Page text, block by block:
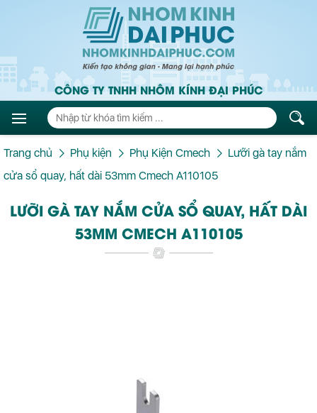
CÔNG TY TNHH NHÔM KÍNH ĐẠI PHÚC
Trang chủ Phụ kiện Phụ Kiện Cmech
Lưỡi gà tay nắm
cửa sổ quay, hất dài 53mm Cmech A110105
LƯỠI GÀ TAY NẮM CỬA SỔ QUAY, HẤT DÀI
53MM CMECH A110105